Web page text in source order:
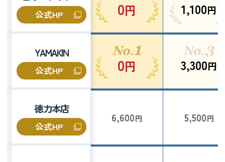
公式HP 0円 1,100円
YAMAKIN
公式HP 0円 3,300円
徳力本店
公式HP
6,600円 5,500円